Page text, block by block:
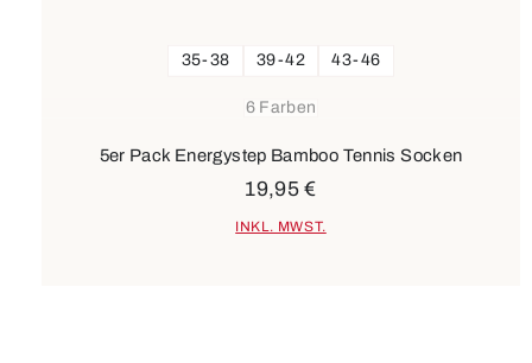
6 Farben
35-38 39-42 43-46
5er Pack Energystep Bamboo Tennis Socken
19,95 €
INKL. MWST.